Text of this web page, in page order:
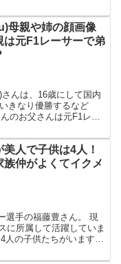
母親や姉の顔画像
は元F1レーサーで弟
んは、16歳にして国内
きなり優勝するなど
のお父さんは元F1レー
人で子供は4人！
族仲がよくてイクメ
選手の福藤豊さん。 現
に所属して活躍していま
の子供たちがいます。